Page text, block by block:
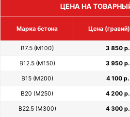
ЦЕНА НА
Марка бетона Цена
В7.5 (М100) 3 850 р.
В12.5 (М150) 3 950 р.
В15 (М200) 4 100 р.
В20 (М250) 4 200 р.
В22.5 (М300) 4 300 р.